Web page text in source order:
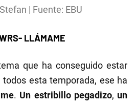
Stefan | Fuente: EBU
LLÁMAME
que ha conseguido estar
todos esta temporada, ese ha
. Un estribillo pegadizo, un